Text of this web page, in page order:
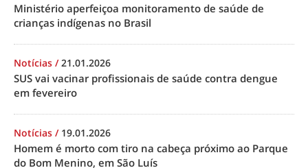
Ministério aperfeiçoa monitoramento de saúde de
crianças indígenas no Brasil
Notícias /21.01.2026
SUS vai vacinar profissionais de saúde contra dengue
em fevereiro
Notícias / 19.01.2026
Homem é morto com tiro na cabeça próximo ao Parque
do Bom Menino, em São Luís